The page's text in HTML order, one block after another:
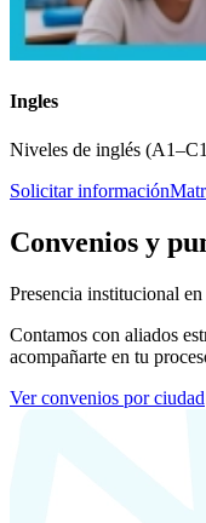
Ingles
Niveles de inglés
Solicitar información
Convenios y
Presencia institucional
Contamos con aliados
acompañarte en tu
Ver convenios por ciudad